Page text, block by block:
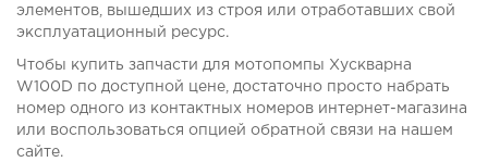
элементов, вышедших из строя или отработавших свой
эксплуатационный ресурс.
Чтобы купить запчасти для мотопомпы Хускварна
W100D по доступной цене, достаточно просто набрать
номер одного из контактных номеров интернет-магазина
или воспользоваться опцией обратной связи на нашем
сайте.